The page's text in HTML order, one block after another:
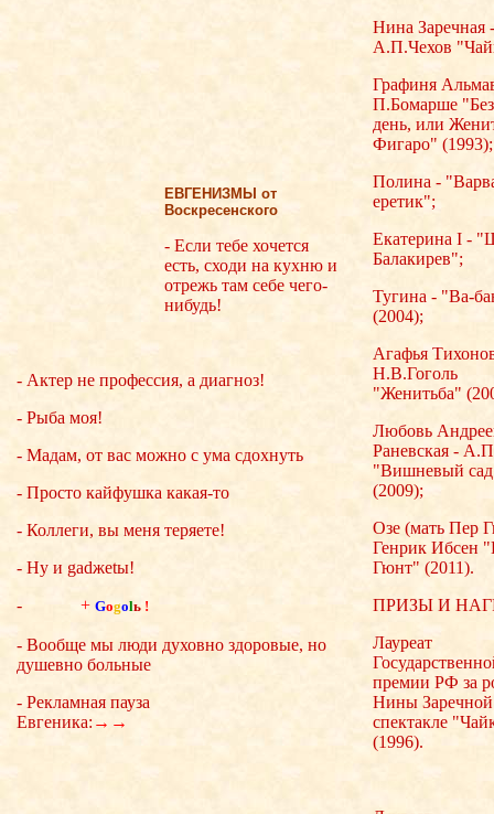
ЕВГЕНИЗМЫ от
Воскресенского
- Если тебе хочется
есть, сходи на кухню и
отрежь там себе чего-
нибудь!
- Актер не профессия, а диагноз!
- Рыба моя!
- Мадам, от вас можно с ума сдохнуть
- Просто кайфушка какая-то
- Коллеги, вы меня теряете!
- Ну и gadжеtы!
-
+ Gogolь !
- Вообще мы люди духовно здоровые, но
душевно больные
- Рекламная пауза
Евгеника: →→
Нина Заречная -
А.П.Чехов
Графиня
П.Бомарше
день, или
Фигаро" (1993);
Полина -
еретик";
Екатерина I -
Балакирев";
Тугина - "Ва-
(2004);
Агафья
Н.В.Гоголь
"Женитьба"
Любовь
Раневская -
"Вишневый
(2009);
Озе (мать Пер
Генрик Ибсен
Гюнт" (2011).
ПРИЗЫ И
Лауреат
премии РФ за
Нины
спектакле
(1996).